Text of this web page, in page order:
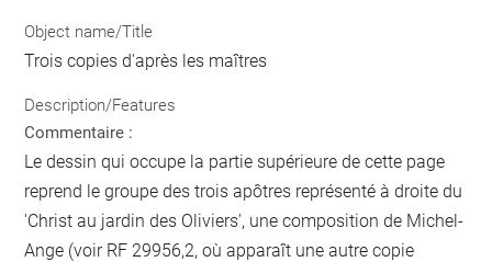
Object name/Title
Trois copies d'après les maîtres
Description/Features
Commentaire :
Le dessin qui occupe la partie supérieure de cette page
reprend le groupe des trois apôtres représenté à droite du
'Christ au jardin des Oliviers', une composition de Michel-
Ange (voir RF 29956,2, où apparaît une autre copie